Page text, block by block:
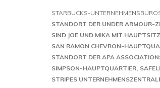
STARBUCKS-
STANDORT DER UNDER ARMOUR-
SIND JOE UND MIKA MIT
SAN RAMON CHEVRON-
STANDORT DER APA
SIMPSON-HAUPTQUARTIER
STRIPES